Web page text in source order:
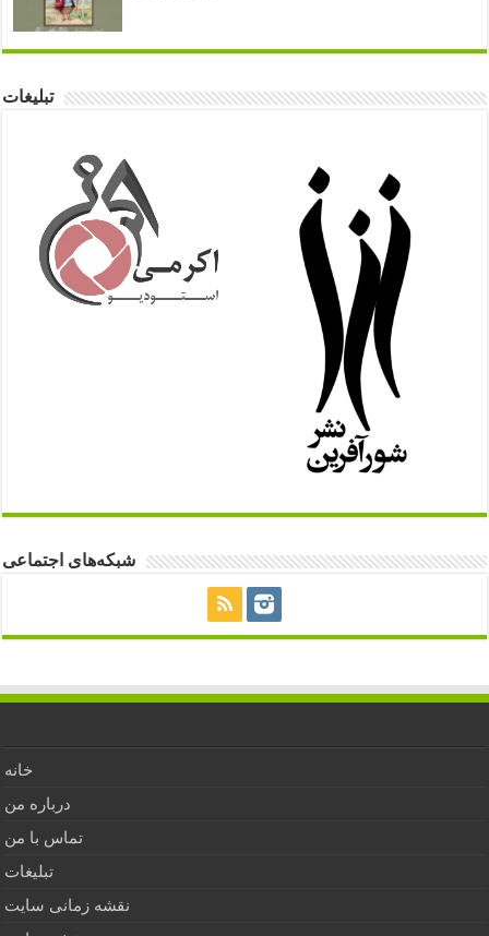
تبلیغات
شبکه‌های اجتماعی
خانه
درباره من
تماس با من
تبلیغات
نقشه زمانی سایت